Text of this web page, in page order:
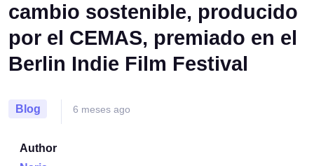
cambio sostenible, producido
por el CEMAS, premiado en el
Berlin Indie Film Festival
Blog 6 meses ago
Author